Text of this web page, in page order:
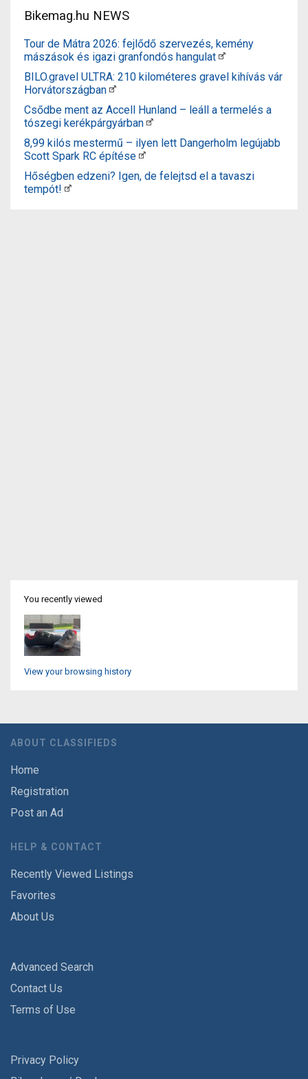
Bikemag.hu NEWS
Tour de Mátra 2026: fejlődő szervezés, kemény
mászások és igazi granfondós hangulat
BILO.gravel ULTRA: 210 kilométeres gravel kihívás vár
Horvátországban
Csődbe ment az Accell Hunland – leáll a termelés a
tószegi kerékpárgyárban
8,99 kilós mestermű – ilyen lett Dangerholm legújabb
Scott Spark RC építése
Hőségben edzeni? Igen, de felejtsd el a tavaszi
tempót!
You recently viewed
View your browsing history
ABOUT CLASSIFIEDS
Home
Registration
Post an Ad
HELP & CONTACT
Recently Viewed Listings
Favorites
About Us
Advanced Search
Contact Us
Terms of Use
Privacy Policy